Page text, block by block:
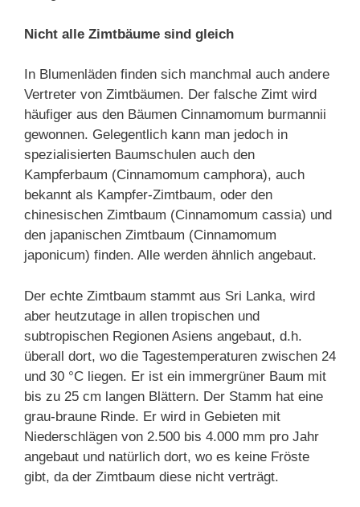
Nicht alle Zimtbäume sind gleich
In Blumenläden finden sich manchmal auch andere
Vertreter von Zimtbäumen. Der falsche Zimt wird
häufiger aus den Bäumen Cinnamomum burmannii
gewonnen. Gelegentlich kann man jedoch in
spezialisierten Baumschulen auch den
Kampferbaum (Cinnamomum camphora), auch
bekannt als Kampfer-Zimtbaum, oder den
chinesischen Zimtbaum (Cinnamomum cassia) und
den japanischen Zimtbaum (Cinnamomum
japonicum) finden. Alle werden ähnlich angebaut.
Der echte Zimtbaum stammt aus Sri Lanka, wird
aber heutzutage in allen tropischen und
subtropischen Regionen Asiens angebaut, d.h.
überall dort, wo die Tagestemperaturen zwischen 24
und 30 °C liegen. Er ist ein immergrüner Baum mit
bis zu 25 cm langen Blättern. Der Stamm hat eine
grau-braune Rinde. Er wird in Gebieten mit
Niederschlägen von 2.500 bis 4.000 mm pro Jahr
angebaut und natürlich dort, wo es keine Fröste
gibt, da der Zimtbaum diese nicht verträgt.